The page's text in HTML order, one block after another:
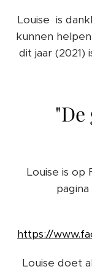
Louise is
kunnen
dit jaar
Louise is op
https://
Louise doet